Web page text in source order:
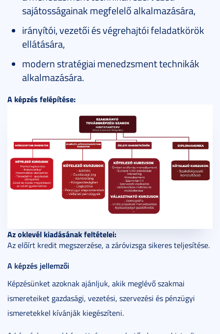
sajátosságainak megfelelő alkalmazására,
irányítói, vezetői és végrehajtói feladatkörök
ellátására,
modern stratégiai menedzsment technikák
alkalmazására.
A képzés felépítése:
Az oklevél kiadásának feltételei:
Az előírt kredit megszerzése, a záróvizsga sikeres teljesítése.
A képzés jellemzői
Képzésünket azoknak ajánljuk, akik meglévő szakmai
ismereteiket gazdasági, vezetési, szervezési és pénzügyi
ismeretekkel kívánják kiegészíteni.